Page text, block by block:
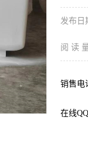
发布日
阅 读 量
销售电
在线QQ